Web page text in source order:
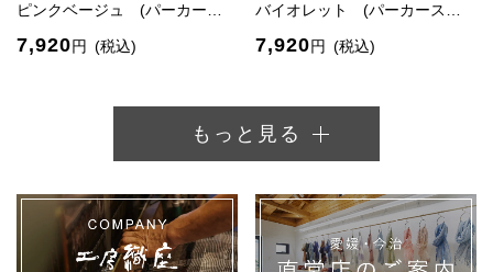
ピンクベージュ (パーカー…
7,920円 (税込)
バイオレット (パーカース…
7,920円 (税込)
もっと見る